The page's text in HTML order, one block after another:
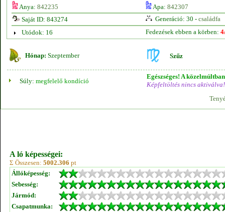
Anya: 842235 Apa: 842307
Saját ID: 843274
Generáció: 30 - családfa
Utódok: 16
Fedezések ebben a körben:
Hónap: Szeptember Szűz
Súly: megfelelő kondíció
Egészséges! A
Képfeltöltés nincs aktiválva!
A ló képességei:
Σ Összesen: 5002.306 pt
Állóképesség:
Sebesség:
Jármód:
Csapatmunka: